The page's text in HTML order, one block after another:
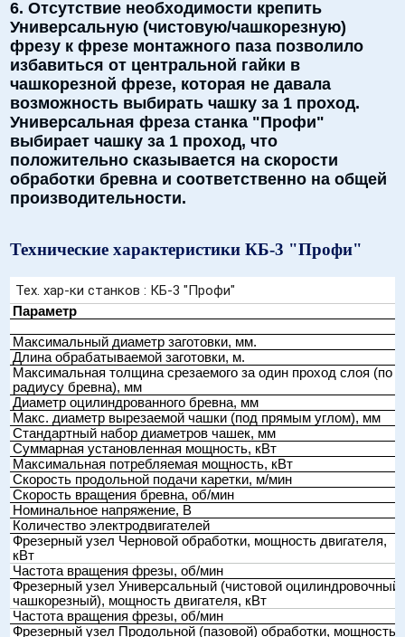
6. Отсутствие необходимости крепить
Универсальную (чистовую/чашкорезную)
фрезу к фрезе монтажного паза позволило
избавиться от центральной гайки в
чашкорезной фрезе, которая не давала
возможность выбирать чашку за 1 проход.
Универсальная фреза станка "Профи"
выбирает чашку за 1 проход, что
положительно сказывается на скорости
обработки бревна и соответственно на общей
производительности.
Технические характеристики КБ-3 "Профи"